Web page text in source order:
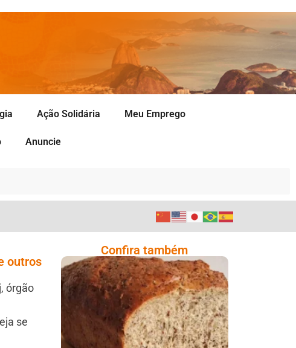
Ação Solidária Meu Emprego
Anuncie
outros
órgão
se
Confira também
Comer Bem: Pão Low
Carb